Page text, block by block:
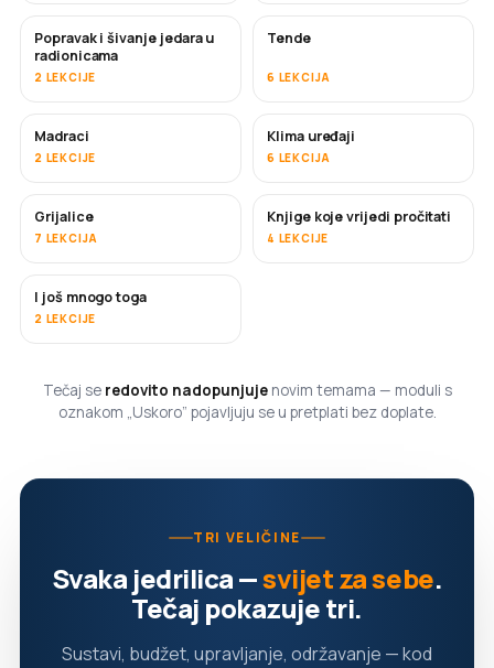
USKORO
Popravak i šivanje jedara u
radionicama
2 LEKCIJE
Tende
6 LEKCIJA
Madraci
2 LEKCIJE
USKORO
Klima uređaji
6 LEKCIJA
USKORO
Grijalice
7 LEKCIJA
USKORO
Knjige koje vrijedi pročitati
4 LEKCIJE
USKORO
I još mnogo toga
2 LEKCIJE
Tečaj se redovito nadopunjujenovim temama — moduli s
oznakom „Uskoro” pojavljuju se u pretplati bez doplate.
TRI VELIČINE
Svaka jedrilica —svijet za sebe.
Tečaj pokazuje tri.
Sustavi, budžet, upravljanje, održavanje — kod